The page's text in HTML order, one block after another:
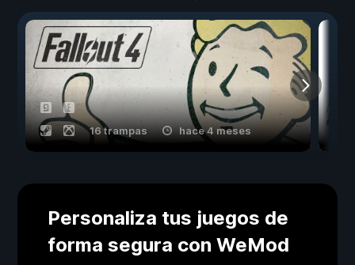
16 trampas hace 4 meses
Personaliza tus juegos de
forma segura con WeMod